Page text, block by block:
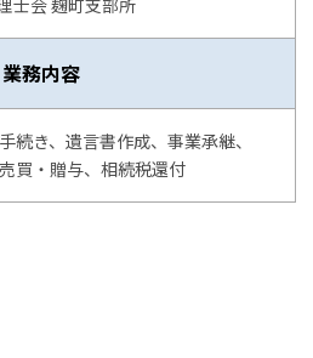
業務内容
続き、遺言書作成、事業承継、
買・贈与、相続税還付